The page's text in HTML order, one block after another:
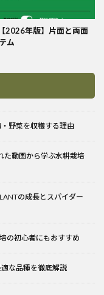
2026年版】片面と両面
ム
野菜を収穫する理由
た動画から学ぶ水耕栽培
の成長とスパイダー
の初心者にもおすすめ
な品種を徹底解説